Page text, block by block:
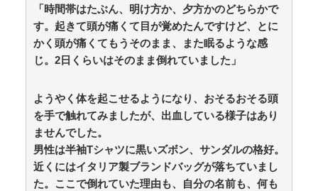
のもなあというのはヱロゲーによくあるジレンマ / おま
とめアンテナ NEW! (8/9 03:01)
おでこ封印！中村アン、“前髪あり”の新ヘアスタイル
に「新鮮でたまらん」の声【画像】 / おまとめアンテナ
NEW! (8/9 03:00)
Powered by livedoor 相互RSS
「時間帯はたぶん、明け⽅か、⼣⽅かのどちらかで
す。起きて頭が痛くて⽬が覚めたんですけど、とに
かく頭が痛くてもうそのまま、また眠るような感
じ。2日くらいはそのまま倒れていました」
ようやく体を起こせるようになり、おそるおそる頭
を手で触れてみましたが、出血している様子はあり
ませんでした。
男性は半袖Tシャツに黒いズボン、サンダルの格好。
近くにはイタリア製ブランドバッグが落ちていまし
た。ここで倒れていた理由も、自分の名前も、何も